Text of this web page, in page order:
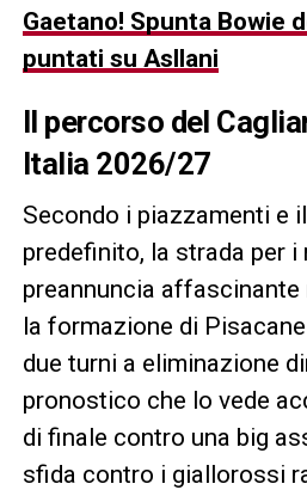
Gaetano! Spunta Bowie
puntati su Asllani
Il percorso del
Italia 2026/27
Secondo i piazzamenti e
predefinito, la strada per
preannuncia affascinante
la formazione di
due turni a eliminazione
pronostico che lo vede
di finale contro una big
sfida contro i giallorossi